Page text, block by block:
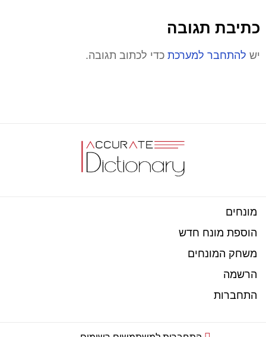
כתיבת תגובה
יש להתחבר למערכת כדי לכתוב תגובה.
מונחים
הוספת מונח חדש
משחק המונחים
הרשמה
התחברות